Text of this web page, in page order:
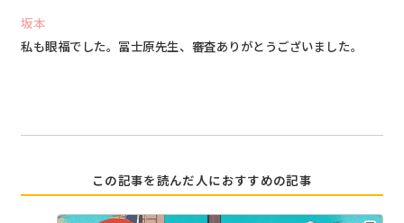
坂本
私も眼福でした。冨士原先生、審査ありがとうございました。
この記事を読んだ人におすすめの記事